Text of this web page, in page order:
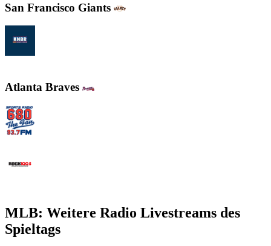
San Francisco Giants
Atlanta Braves
MLB: Weitere Radio Livestreams des
Spieltags